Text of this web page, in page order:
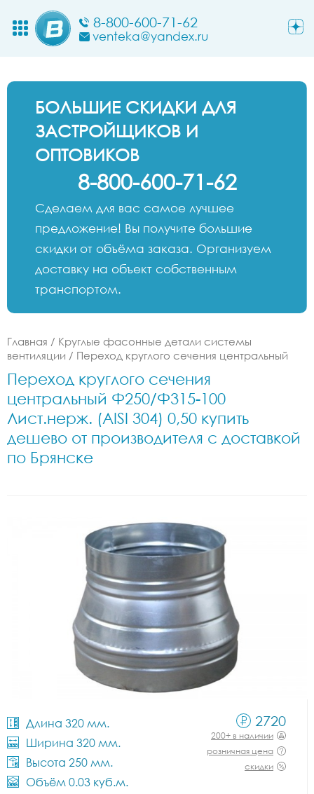
8-800-600-71-62
venteka@yandex.ru
БОЛЬШИЕ СКИДКИ ДЛЯ
ЗАСТРОЙЩИКОВ И
ОПТОВИКОВ
8-800-600-71-62
Сделаем для вас самое лучшее
предложение! Вы получите большие
скидки от объёма заказа. Организуем
доставку на объект собственным
транспортом.
Главная / Круглые фасонные детали системы
вентиляции / Переход круглого сечения центральный
Переход круглого сечения
центральный Ф250/Ф315-100
Лист.нерж. (AISI 304) 0,50 купить
дешево от производителя с доставкой
по Брянске
Длина 320 мм.
Ширина 320 мм.
Высота 250 мм.
Объём 0.03 куб.м.
2720
200+ в наличии
розничная цена
скидки